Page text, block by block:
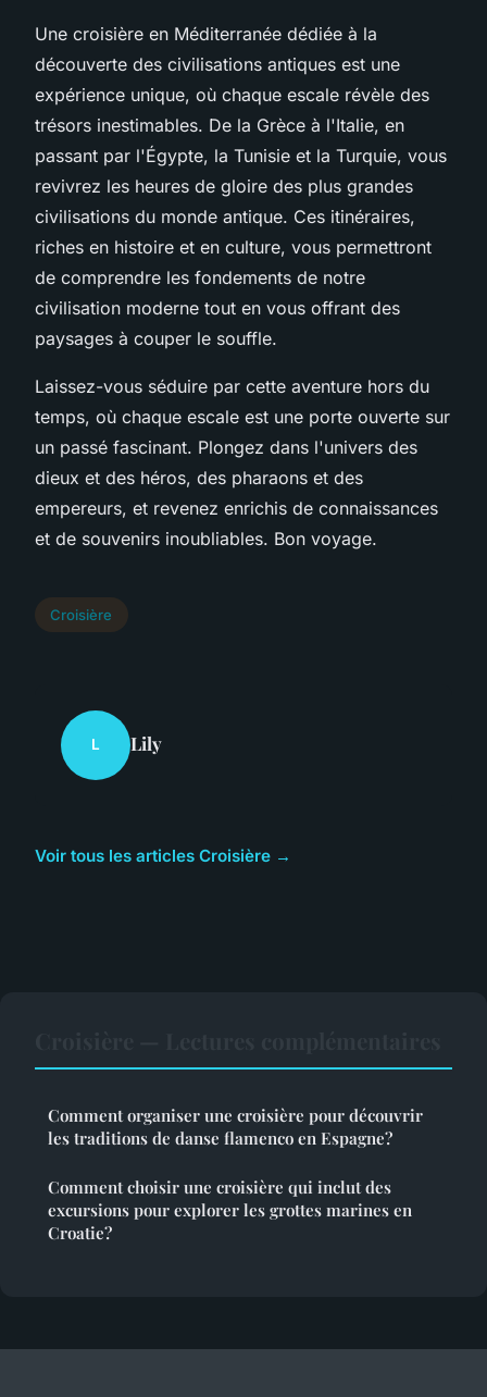
Une croisière en Méditerranée dédiée à la
découverte des civilisations antiques est une
expérience unique, où chaque escale révèle des
trésors inestimables. De la Grèce à l'Italie, en
passant par l'Égypte, la Tunisie et la Turquie, vous
revivrez les heures de gloire des plus grandes
civilisations du monde antique. Ces itinéraires,
riches en histoire et en culture, vous permettront
de comprendre les fondements de notre
civilisation moderne tout en vous offrant des
paysages à couper le souffle.
Laissez-vous séduire par cette aventure hors du
temps, où chaque escale est une porte ouverte sur
un passé fascinant. Plongez dans l'univers des
dieux et des héros, des pharaons et des
empereurs, et revenez enrichis de connaissances
et de souvenirs inoubliables. Bon voyage.
Croisière
L Lily
Voir tous les articles Croisière →
Comment organiser une croisière pour découvrir
les traditions de danse flamenco en Espagne?
Comment choisir une croisière qui inclut des
excursions pour explorer les grottes marines en
Croatie?